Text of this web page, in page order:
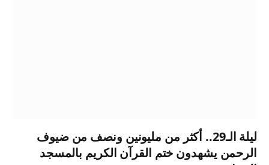
ليلة الـ29.. أكثر من مليونين ونصف من ضيوف
الرحمن يشهدون ختم القرآن الكريم بالمسجد